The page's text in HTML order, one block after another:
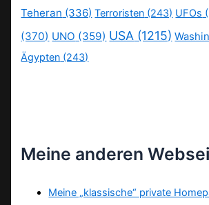
Teheran (336) Terroristen (243) UFOs
(370) UNO (359) USA (1215)
Ägypten (243)
Meine anderen
Meine „klassische“ private